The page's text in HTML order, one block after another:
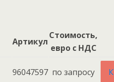
Артикул
Стоимость,
евро с НДС
96047597 по запросу